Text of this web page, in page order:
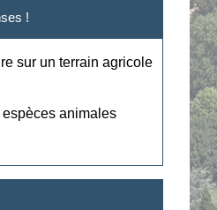
!
sur un terrain agricole
animales